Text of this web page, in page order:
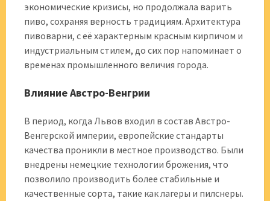
экономические кризисы, но продолжала варить
пиво, сохраняя верность традициям. Архитектура
пивоварни, с её характерным красным кирпичом и
индустриальным стилем, до сих пор напоминает о
временах промышленного величия города.
Влияние Австро-Венгрии
В период, когда Львов входил в состав Австро-
Венгерской империи, европейские стандарты
качества проникли в местное производство. Были
внедрены немецкие технологии брожения, что
позволило производить более стабильные и
качественные сорта, такие как лагеры и пилснеры.